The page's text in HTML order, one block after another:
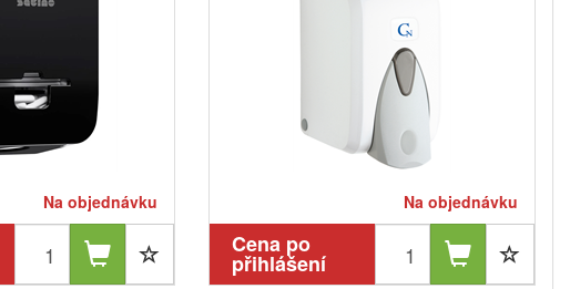
Na objednávku Na objednávku
Cena po
přihlášení